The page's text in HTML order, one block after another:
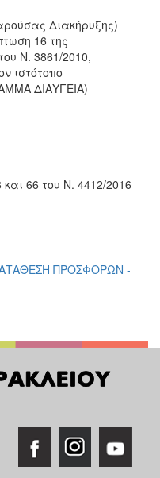
Διακήρυξης)
16 της
Ν. 3861/2010,
ιστότοπο
ΔΙΑΥΓΕΙΑ)
66 του Ν. 4412/2016
ΠΡΟΣΦΟΡΩΝ -